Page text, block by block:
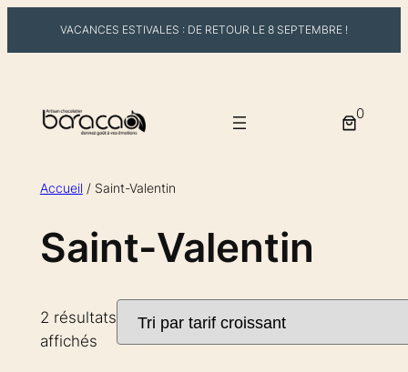
VACANCES ESTIVALES : DE RETOUR LE 8 SEPTEMBRE !
contenu
0
Accueil / Saint-Valentin
Saint-Valentin
2 résultats
affichésTrié